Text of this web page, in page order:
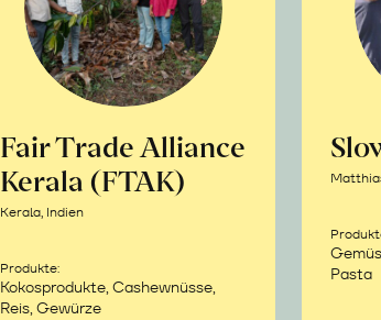
Fair Trade Alliance
Kerala (FTAK)
Kerala, Indien
Produkte:
Kokosprodukte, Cashewnüsse,
Reis, Gewürze
Pasta